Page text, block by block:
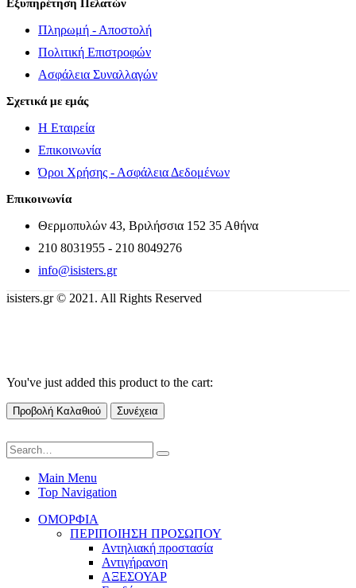
Εξυπηρέτηση Πελατών
Πληρωμή - Αποστολή
Πολιτική Επιστροφών
Ασφάλεια Συναλλαγών
Σχετικά με εμάς
Η Εταιρεία
Επικοινωνία
Όροι Χρήσης - Ασφάλεια Δεδομένων
Επικοινωνία
Θερμοπυλών 43, Βριλήσσια 152 35 Αθήνα
210 8031955 - 210 8049276
info@isisters.gr
isisters.gr © 2021. All Rights Reserved
You've just added this product to the cart:
Προβολή Καλαθιού Συνέχεια
Main Menu
Top Navigation
ΟΜΟΡΦΙΑ
ΠΕΡΙΠΟΙΗΣΗ ΠΡΟΣΩΠΟΥ
Αντηλιακή προστασία
Αντιγήρανση
ΑΞΕΣΟΥΑΡ